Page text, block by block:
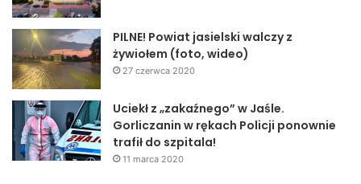
PILNE! Powiat jasielski walczy z
żywiołem (foto, wideo)
27 czerwca 2020
Uciekł z „zakaźnego” w Jaśle.
Gorliczanin w rękach Policji ponownie
trafił do szpitala!
11 marca 2020